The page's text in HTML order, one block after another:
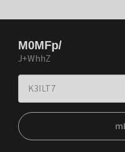
M0MFp/
J+WhhZ